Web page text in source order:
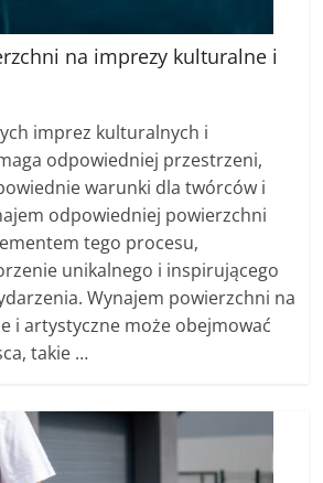
na imprezy kulturalne i
imprez kulturalnych i
odpowiedniej przestrzeni,
warunki dla twórców i
odpowiedniej powierzchni
tego procesu,
unikalnego i inspirującego
Wynajem powierzchni na
i artystyczne może obejmować
takie …